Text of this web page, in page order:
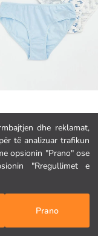
dhe reklamat,
të analizuar trafikun
opsionin "Prano" ose
"Rregullimet e
Prano
me motive 3 copë